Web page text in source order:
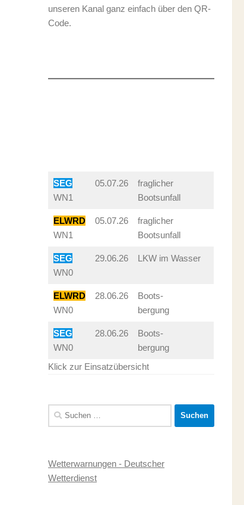
unseren Kanal ganz einfach über den QR-
Code.
SEG
WN1
05.07.26
fraglicher
Bootsunfall
ELWRD
WN1
05.07.26
fraglicher
Bootsunfall
SEG
WN0
29.06.26 LKW im Wasser
ELWRD
WN0
28.06.26
Boots-
bergung
SEG
WN0
28.06.26
Boots-
bergung
Klick zur Einsatzübersicht
Suchen
nach:
Wetterwarnungen - Deutscher
Wetterdienst